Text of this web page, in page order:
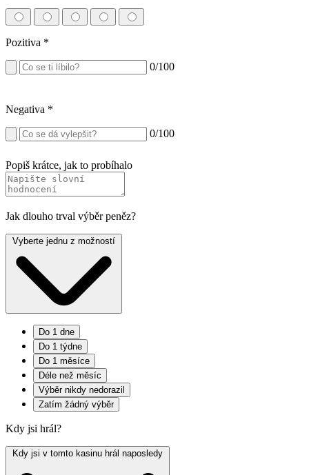
Pozitiva *
0/100
Negativa *
0/100
Popiš krátce, jak to probíhalo
Jak dlouho trval výběr peněz?
Vyberte jednu z možností
Do 1 dne
Do 1 týdne
Do 1 měsíce
Déle než měsíc
Výběr nikdy nedorazil
Zatím žádný výběr
Kdy jsi hrál?
Kdy jsi v tomto kasinu hrál naposledy